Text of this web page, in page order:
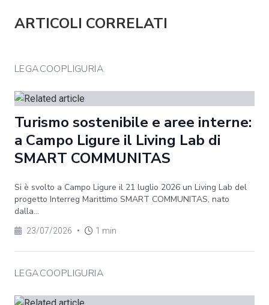
ARTICOLI CORRELATI
LEGACOOPLIGURIA
Turismo sostenibile e aree interne:
a Campo Ligure il Living Lab di
SMART COMMUNITAS
Si è svolto a Campo Ligure il 21 luglio 2026 un Living Lab del
progetto Interreg Marittimo SMART COMMUNITAS, nato
dalla...
23/07/2026 • 1 min
LEGACOOPLIGURIA